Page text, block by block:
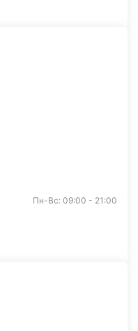
Пн-Вс: 09:00 - 21:00